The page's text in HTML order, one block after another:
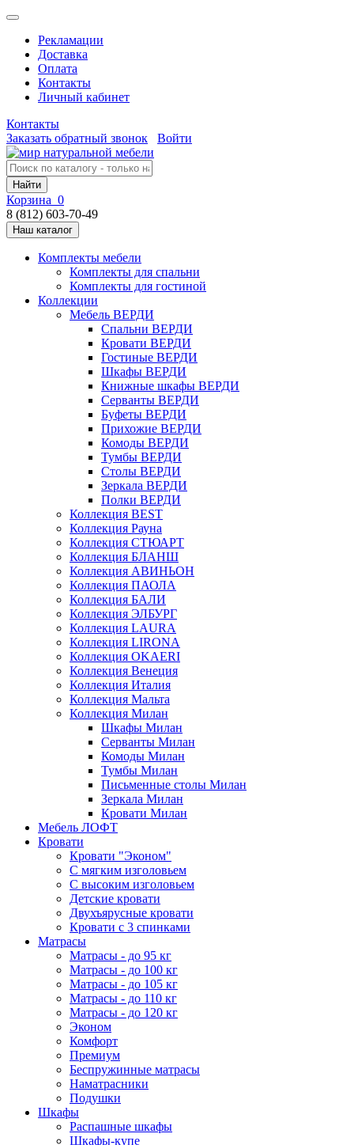
Рекламации
Доставка
Оплата
Контакты
Личный кабинет
Контакты
Заказать обратный звонок
Войти
Найти
Корзина 0
8 (812) 603-70-49
Наш каталог
Комплекты мебели
Комплекты для спальни
Комплекты для гостиной
Коллекции
Мебель ВЕРДИ
Спальни ВЕРДИ
Кровати ВЕРДИ
Гостиные ВЕРДИ
Шкафы ВЕРДИ
Книжные шкафы ВЕРДИ
Серванты ВЕРДИ
Буфеты ВЕРДИ
Прихожие ВЕРДИ
Комоды ВЕРДИ
Тумбы ВЕРДИ
Столы ВЕРДИ
Зеркала ВЕРДИ
Полки ВЕРДИ
Коллекция BEST
Коллекция Рауна
Коллекция СТЮАРТ
Коллекция БЛАНШ
Коллекция АВИНЬОН
Коллекция ПАОЛА
Коллекция БАЛИ
Коллекция ЭЛБУРГ
Коллекция LAURA
Коллекция LIRONA
Коллекция OKAERI
Коллекция Венеция
Коллекция Италия
Коллекция Мальта
Коллекция Милан
Шкафы Милан
Серванты Милан
Комоды Милан
Тумбы Милан
Письменные столы Милан
Зеркала Милан
Кровати Милан
Мебель ЛОФТ
Кровати
Кровати "Эконом"
С мягким изголовьем
С высоким изголовьем
Детские кровати
Двухъярусные кровати
Кровати с 3 спинками
Матрасы
Матрасы - до 95 кг
Матрасы - до 100 кг
Матрасы - до 105 кг
Матрасы - до 110 кг
Матрасы - до 120 кг
Эконом
Комфорт
Премиум
Беспружинные матрасы
Наматрасники
Подушки
Шкафы
Распашные шкафы
Шкафы-купе